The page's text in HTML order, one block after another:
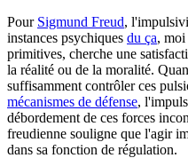
Pour Sigmund Freud,
instances psychiques du ça, moi
primitives, cherche une
la réalité ou de la moralité.
suffisamment contrôler ces
mécanismes de défense,
débordement de ces forces
freudienne souligne que l'agir
dans sa fonction de régulation.